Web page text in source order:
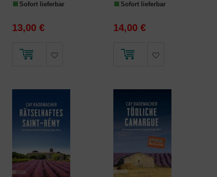
Sofort lieferbar
13,00 €
Sofort lieferbar
14,00 €